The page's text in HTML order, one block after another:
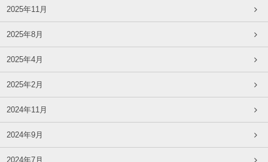
2025年11月
2025年8月
2025年4月
2025年2月
2024年11月
2024年9月
2024年7月